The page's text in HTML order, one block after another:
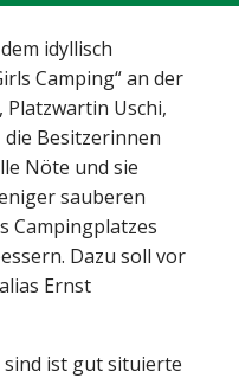
idyllisch
Camping“ an der
Platzwartin Uschi,
Besitzerinnen
Nöte und sie
sauberen
Campingplatzes
Dazu soll vor
Ernst
sind ist gut situierte